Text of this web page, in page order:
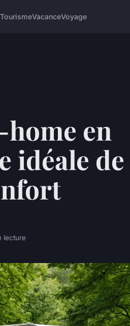
TourismeVacanceVoyage
en
idéale de
lecture